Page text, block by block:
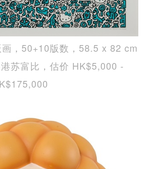
画，50+10版数，58.5 x 82 cm
苏富比，估价 HK$5,000 -